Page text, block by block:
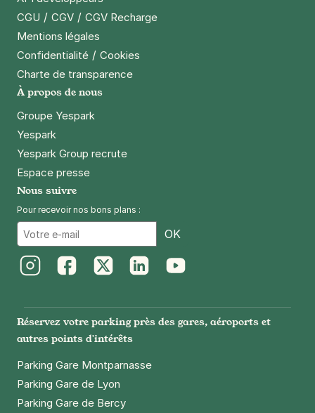
CGU / CGV / CGV Recharge
Mentions légales
Confidentialité / Cookies
Charte de transparence
À propos de nous
Groupe Yespark
Yespark
Yespark Group recrute
Espace presse
Nous suivre
Pour recevoir nos bons plans :
OK
Réservez votre parking près des gares, aéroports et
autres points d'intérêts
Parking Gare Montparnasse
Parking Gare de Lyon
Parking Gare de Bercy